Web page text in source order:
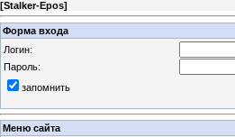
[Stalker-Epos]
Форма входа
Логин:
Пароль:
запомнить
Меню сайта